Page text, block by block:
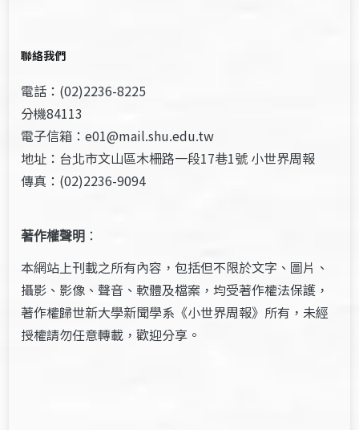
聯絡我們
電話：(02)2236-8225
分機84113
電子信箱：e01@mail.shu.edu.tw
地址：台北市文山區木柵路一段17巷1號 小世界周報
傳真：(02)2236-9094
著作權聲明 ：
本網站上刊載之所有內容，包括但不限於文字、圖片、
攝影、影像、聲音、軟體及檔案，均受著作權法保護，
著作權歸世新大學新聞學系《小世界周報》所有，未經
授權請勿任意轉載，歡迎分享。